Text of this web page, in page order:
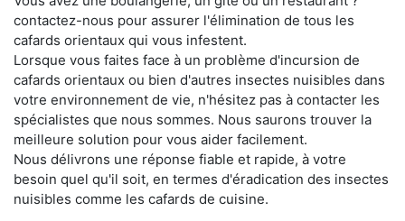
contactez-nous pour assurer l'élimination de tous les
cafards orientaux qui vous infestent.
Lorsque vous faites face à un problème d'incursion de
cafards orientaux ou bien d'autres insectes nuisibles dans
votre environnement de vie, n'hésitez pas à contacter les
spécialistes que nous sommes. Nous saurons trouver la
meilleure solution pour vous aider facilement.
Nous délivrons une réponse fiable et rapide, à votre
besoin quel qu'il soit, en termes d'éradication des insectes
nuisibles comme les cafards de cuisine.